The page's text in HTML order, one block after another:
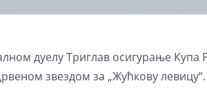
дуелу Триглав осигурање Купа
звездом за „Жућкову левицу“.